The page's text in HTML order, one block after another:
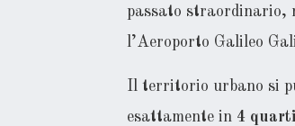
passato straordinario,
l’Aeroporto Galileo
Il territorio urbano si
esattamente in 4